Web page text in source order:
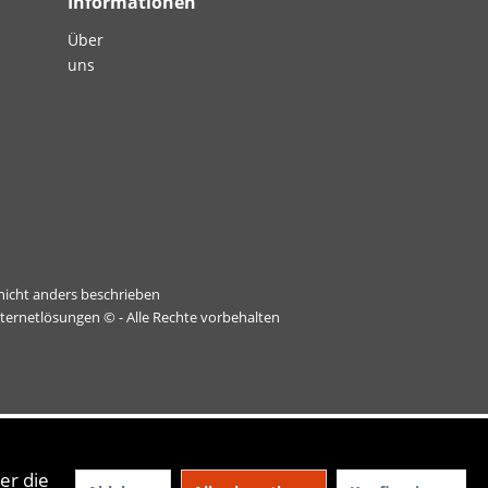
Über
uns
anders beschrieben
© - Alle Rechte vorbehalten
die